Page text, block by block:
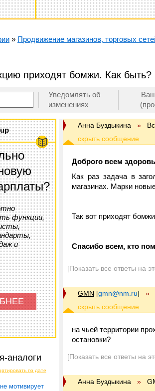
» Продвижение магазинов, торговых
приходят бомжи. Как быть?
Уведомлять об
изменениях
функции,
и
аналоги
по дате
мотивирует
Анна Буздыкина »
Доброго всем
Как раз задача в
магазинах. Марки
Так вот приходят
Спасибо всем, кто
[Показать все ответы на
GMN [gmn@nm.ru] »
на чьей территории
остановки?
[Показать все ответы на
Анна Буздыкина »